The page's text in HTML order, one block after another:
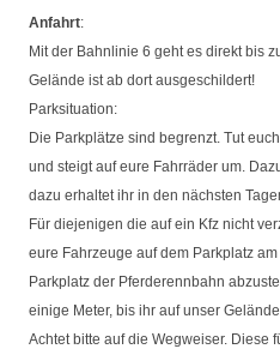
Anfahrt:
Mit der Bahnlinie 6 geht es direkt bis
Gelände ist ab dort ausgeschildert!
Parksituation:
Die Parkplätze sind begrenzt. Tut
und steigt auf eure Fahrräder um.
dazu erhaltet ihr in den nächsten
Für diejenigen die auf ein Kfz nicht
eure Fahrzeuge auf dem Parkplatz
Parkplatz der Pferderennbahn
einige Meter, bis ihr auf unser Gelände
Achtet bitte auf die Wegweiser. Diese